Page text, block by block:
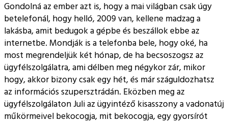
Gondolná az ember azt is, hogy a mai világban csak úgy
betelefonál, hogy helló, 2009 van, kellene madzag a
lakásba, amit bedugok a gépbe és beszállok ebbe az
internetbe. Mondják is a telefonba bele, hogy oké, ha
most megrendeljük két hónap, de ha becsoszogsz az
ügyfélszolgálatra, ami délben meg négykor zár, mikor
hogy, akkor bizony csak egy hét, és már száguldozhatsz
az információs szupersztrádán. Eközben meg az
ügyfélszolgálaton Juli az ügyintéző kisasszony a vadonatúj
műkörmeivel bekocogja, mit bekocogja, egy gyorsírót